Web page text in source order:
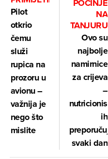
Pilot
otkrio
čemu
služi
rupica na
prozoru u
avionu –
važnija je
nego što
mislite
POČINJE
NA
TANJURU
Ovo su
najbolje
namirnice
za crijeva
–
nutricionisti
ih
preporučuju
svaki dan